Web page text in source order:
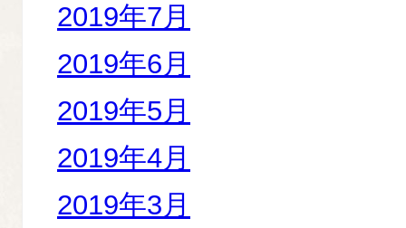
2019年7月
2019年6月
2019年5月
2019年4月
2019年3月